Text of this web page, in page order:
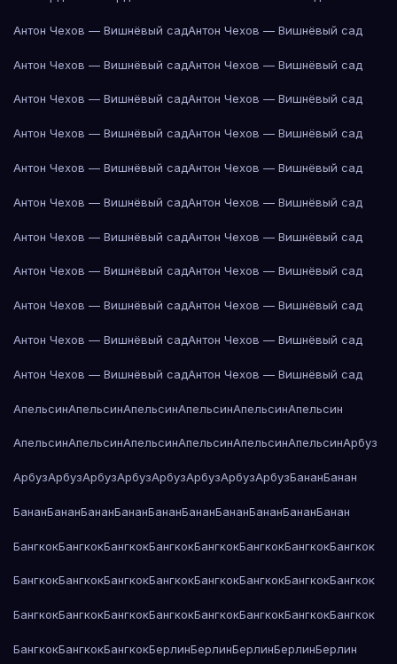
Антон Чехов — Вишнёвый садАнтон Чехов — Вишнёвый сад
Антон Чехов — Вишнёвый садАнтон Чехов — Вишнёвый сад
Антон Чехов — Вишнёвый садАнтон Чехов — Вишнёвый сад
Антон Чехов — Вишнёвый садАнтон Чехов — Вишнёвый сад
Антон Чехов — Вишнёвый садАнтон Чехов — Вишнёвый сад
Антон Чехов — Вишнёвый садАнтон Чехов — Вишнёвый сад
Антон Чехов — Вишнёвый садАнтон Чехов — Вишнёвый сад
Антон Чехов — Вишнёвый садАнтон Чехов — Вишнёвый сад
Антон Чехов — Вишнёвый садАнтон Чехов — Вишнёвый сад
Антон Чехов — Вишнёвый садАнтон Чехов — Вишнёвый сад
Антон Чехов — Вишнёвый садАнтон Чехов — Вишнёвый сад
АпельсинАпельсинАпельсинАпельсинАпельсинАпельсин
АпельсинАпельсинАпельсинАпельсинАпельсинАпельсинАрбуз
АрбузАрбузАрбузАрбузАрбузАрбузАрбузАрбузБананБанан
БананБананБананБананБананБананБананБананБананБанан
БангкокБангкокБангкокБангкокБангкокБангкокБангкокБангкок
БангкокБангкокБангкокБангкокБангкокБангкокБангкокБангкок
БангкокБангкокБангкокБангкокБангкокБангкокБангкокБангкок
БангкокБангкокБангкокБерлинБерлинБерлинБерлинБерлин